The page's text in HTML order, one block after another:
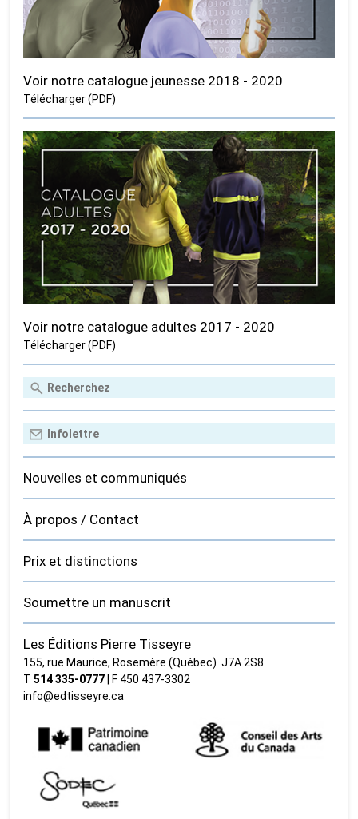
Voir notre catalogue jeunesse 2018 - 2020
Télécharger (PDF)
Voir notre catalogue adultes 2017 - 2020
Télécharger (PDF)
Nouvelles et communiqués
À propos / Contact
Prix et distinctions
Soumettre un manuscrit
Les Éditions Pierre Tisseyre
155, rue Maurice, Rosemère (Québec) J7A 2S8
T514 335‑0777 | F 450 437‑3302
info@edtisseyre.ca